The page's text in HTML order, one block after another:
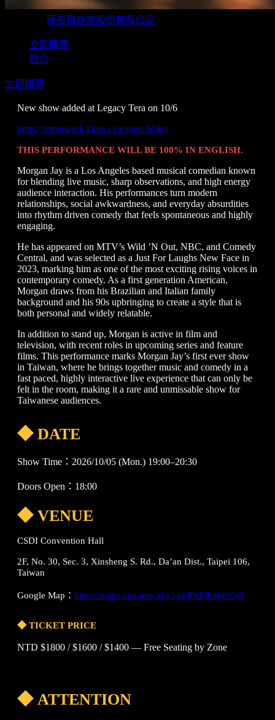
薩泰爾娛樂股份有限公司
立即購票
簡介
立即購票
New show added at Legacy Tera on 10/6
https://strnetwork.kktix.cc/events/bfdgs
THIS PERFORMANCE WILL BE 100% IN ENGLISH.
Morgan Jay is a Los Angeles based musical comedian known
for blending live music, sharp observations, and high energy
audience interaction. His performances turn modern
relationships, social awkwardness, and everyday absurdities
into rhythm driven comedy that feels spontaneous and highly
engaging.
He has appeared on MTV’s Wild ’N Out, NBC, and Comedy
Central, and was selected as a Just For Laughs New Face in
2023, marking him as one of the most exciting rising voices in
contemporary comedy. As a first generation American,
Morgan draws from his Brazilian and Italian family
background and his 90s upbringing to create a style that is
both personal and widely relatable.
In addition to stand up, Morgan is active in film and
television, with recent roles in upcoming series and feature
films. This performance marks Morgan Jay’s first ever show
in Taiwan, where he brings together music and comedy in a
fast paced, highly interactive live experience that can only be
felt in the room, making it a rare and unmissable show for
Taiwanese audiences.
◆ DATE
Show Time：2026/10/05 (Mon.) 19:00–20:30
Doors Open：18:00
◆ VENUE
CSDI Convention Hall
2F, No. 30, Sec. 3, Xinsheng S. Rd., Da’an Dist., Taipei 106,
Taiwan
Google Map： https://maps.app.goo.gl/k1gpJFaFJbdjjKCe9
◆ TICKET PRICE
NTD $1800 / $1600 / $1400 — Free Seating by Zone
◆ ATTENTION